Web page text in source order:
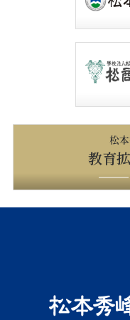
松
教育